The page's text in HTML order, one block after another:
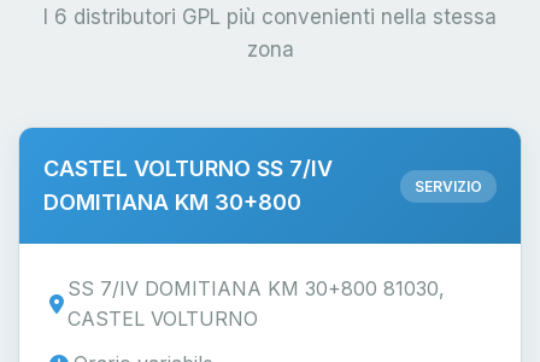
I 6 distributori GPL più convenienti nella stessa
zona
CASTEL VOLTURNO SS 7/IV
DOMITIANA KM 30+800
SERVIZIO
SS 7/IV DOMITIANA KM 30+800 81030,
CASTEL VOLTURNO